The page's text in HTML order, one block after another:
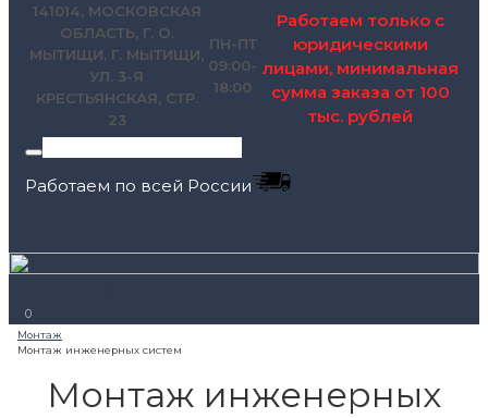
141014, МОСКОВСКАЯ
ОБЛАСТЬ, Г. О.
МЫТИЩИ, Г. МЫТИЩИ,
УЛ. 3-Я
КРЕСТЬЯНСКАЯ, СТР.
23
ПН-ПТ
09:00-
18:00
Работаем только с
юридическими
лицами, минимальная
сумма заказа от 100
тыс. рублей
Работаем по всей России
0
Монтаж инженерных